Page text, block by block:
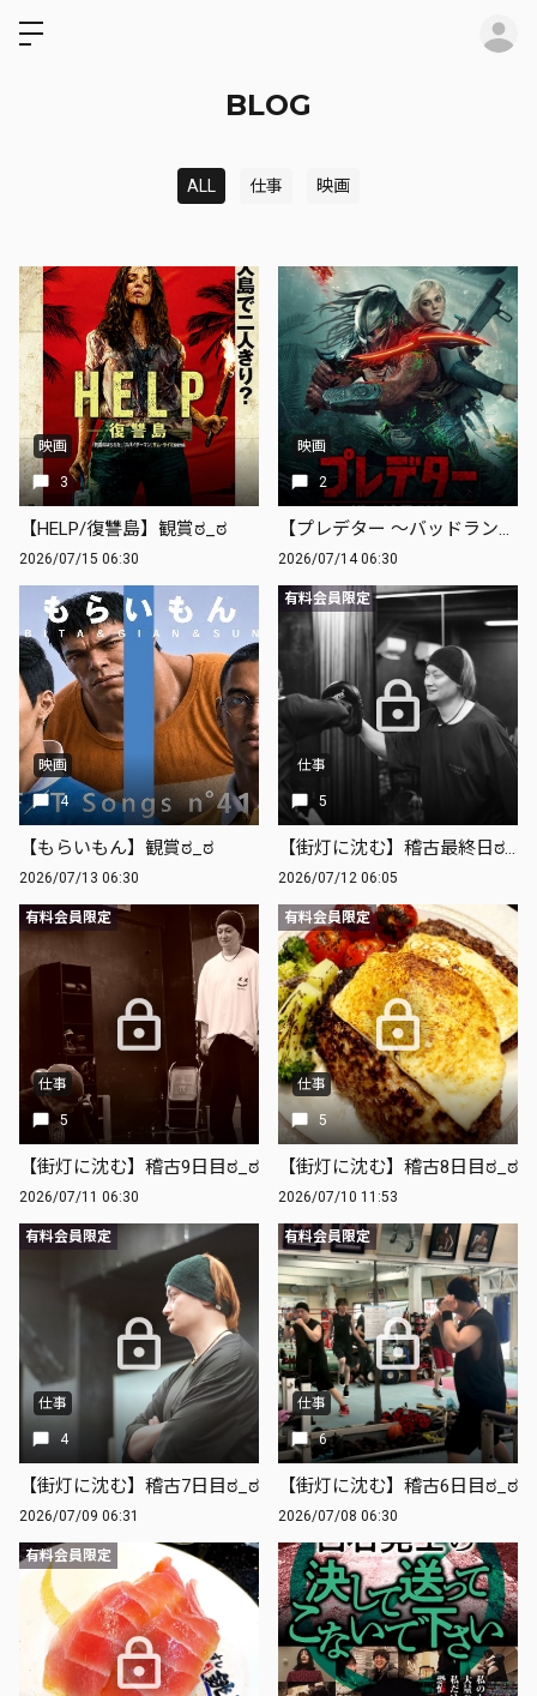
BLOG
ALL 仕事 映画
映画
3
【HELP/復讐島】観賞ಠ_ಠ
2026/07/15 06:30
映画
2
【プレデター 〜バッドランド〜】観賞ಠ_ಠ
2026/07/14 06:30
映画
4
【もらいもん】観賞ಠ_ಠ
2026/07/13 06:30
有料会員限定
仕事
5
【街灯に沈む】稽古最終日ಠ_ಠ
2026/07/12 06:05
有料会員限定
仕事
5
【街灯に沈む】稽古9日目ಠ_ಠ
2026/07/11 06:30
有料会員限定
仕事
5
【街灯に沈む】稽古8日目ಠ_ಠ
2026/07/10 11:53
有料会員限定
仕事
4
【街灯に沈む】稽古7日目ಠ_ಠ
2026/07/09 06:31
有料会員限定
仕事
6
【街灯に沈む】稽古6日目ಠ_ಠ
2026/07/08 06:30
有料会員限定